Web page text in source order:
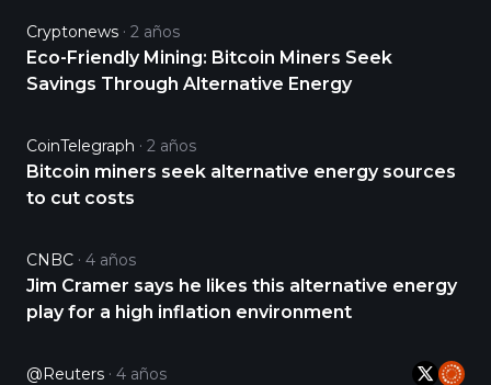
Cryptonews 2 años
Eco-Friendly Mining: Bitcoin Miners Seek
Savings Through Alternative Energy
CoinTelegraph 2 años
Bitcoin miners seek alternative energy sources
to cut costs
CNBC 4 años
Jim Cramer says he likes this alternative energy
play for a high inflation environment
@Reuters 4 años